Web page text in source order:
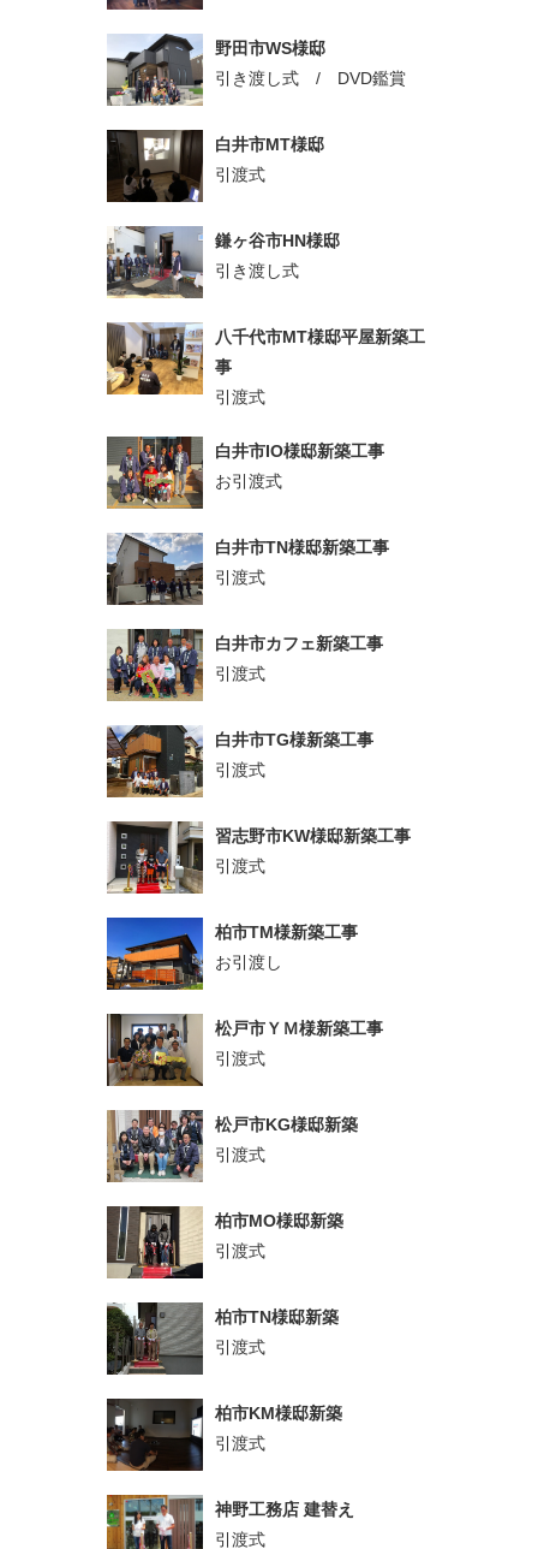
野田市WS様邸
引き渡し式 / DVD鑑賞
白井市MT様邸
引渡式
鎌ヶ谷市HN様邸
引き渡し式
八千代市MT様邸平屋新築工
事
引渡式
白井市IO様邸新築工事
お引渡式
白井市TN様邸新築工事
引渡式
白井市カフェ新築工事
引渡式
白井市TG様新築工事
引渡式
習志野市KW様邸新築工事
引渡式
柏市TM様新築工事
お引渡し
松戸市ＹＭ様新築工事
引渡式
松戸市KG様邸新築
引渡式
柏市MO様邸新築
引渡式
柏市TN様邸新築
引渡式
柏市KM様邸新築
引渡式
神野工務店 建替え
引渡式